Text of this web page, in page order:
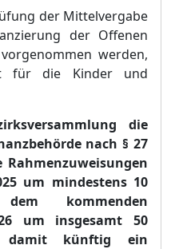
fung der Mittelvergabe
der Offenen
werden,
für die Kinder und
die
rde nach § 27
Rahmenzuweisungen
um mindestens 10
kommenden
um insgesamt 50
damit künftig ein